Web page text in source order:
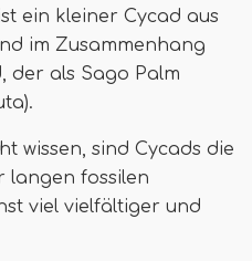
ein kleiner Cycad aus
im Zusammenhang
der als Sago Palm
wissen, sind Cycads die
langen fossilen
viel vielfältiger und